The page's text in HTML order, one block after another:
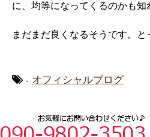
に、均等になってくるのかも知
まだまだ良くなるそうです。と
- オフィシャルブログ